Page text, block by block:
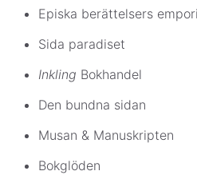
Episka berättelsers
Sida paradiset
Inkling Bokhandel
Den bundna sidan
Musan & Manuskripten
Bokglöden